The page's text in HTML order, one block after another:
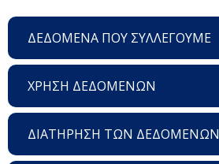
ΔΕΔΟΜΕΝΑ ΠΟΥ ΣΥΛΛΕΓΟΥΜΕ
ΧΡΗΣΗ ΔΕΔΟΜΕΝΩΝ
ΔΙΑΤΗΡΗΣΗ ΤΩΝ ΔΕΔΟΜΕΝΩΝ